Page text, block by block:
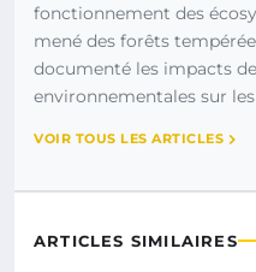
fonctionnement des
mené des forêts
documenté les impacts
environnementales sur
VOIR TOUS LES ARTICLES
ARTICLES SIMILAIRES